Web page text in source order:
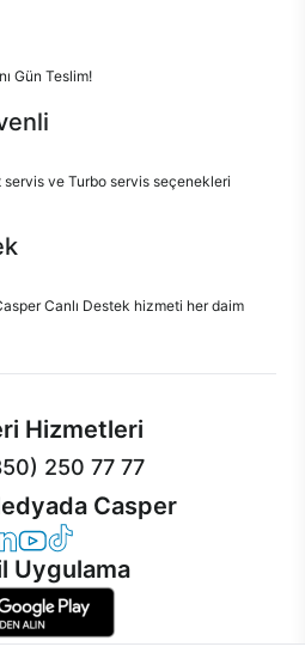
Gün Teslim!
ve Turbo servis seçenekleri
Canlı Destek hizmeti her daim
Hizmetleri
250 77 77
Casper
TwitterLinkedIn
Casper YouTube
Casper TikTok
Uygulama